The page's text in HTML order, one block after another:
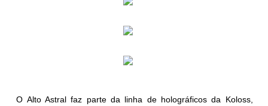
O Alto Astral faz parte da linha de holográficos da Koloss,